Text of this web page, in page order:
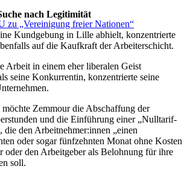
zu „Vereinigung freier Nationen“
nach Legitimität
Kundgebung in Lille abhielt, konzentrierte
auf die Kaufkraft der Arbeiterschicht.
Arbeit in einem eher liberalen Geist
seine Konkurrentin, konzentrierte seine
Zemmour die Abschaffung der
und die Einführung einer „Nulltarif-
die den Arbeitnehmer:innen „einen
oder sogar fünfzehnten Monat ohne Kosten
oder den Arbeitgeber als Belohnung für ihre
soll.